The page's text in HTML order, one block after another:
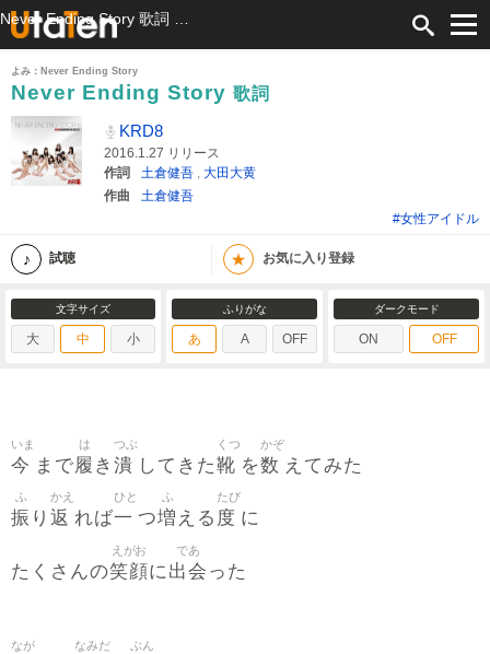
よみ：Never Ending Story
Never Ending Story 歌詞
KRD8
2016.1.27 リリース
作詞
土倉健吾 , 大田大黄
作曲
土倉健吾
#女性アイドル
試聴 ★ お気に入り登録
文字サイズ
大 中 小
ふりがな
あ A OFF
ダークモード
ON OFF
今
いま
まで履
は
き 潰
つぶ
してきた靴
くつ
を数
かぞ
えてみた
振
ふ
り 返
かえ
れば一
ひと
つ増
ふ
える 度
たび
に
たくさんの笑顔
えがお
に出会
であ
った
なが なみだ ぶん